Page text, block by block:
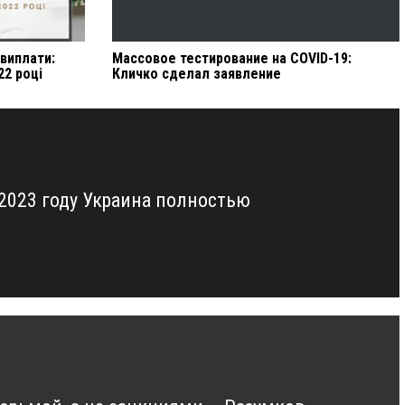
році
Массовое тестирование на COVID-19:
Кличко сделал заявление
году Украина полностью